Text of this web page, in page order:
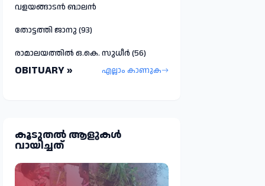
വളയങ്ങാടൻ ബാലൻ
തോട്ടത്തി ജാനു (93)
രാമാലയത്തിൽ ഒ.കെ. സുധീർ (56)
OBITUARY » എല്ലാം കാണുക
കൂടുതല്‍ ആളുകള്‍
വായിച്ചത്